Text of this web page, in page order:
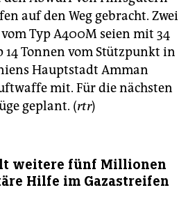
auf den Weg gebracht. Zwei
Typ A400M seien mit 34
14 Tonnen vom Stützpunkt in
Hauptstadt Amman
mit. Für die nächsten
geplant. (rtr)
weitere fünf Millionen
Hilfe im Gazastreifen